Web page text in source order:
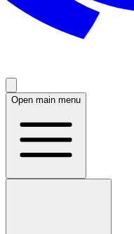
Open main menu